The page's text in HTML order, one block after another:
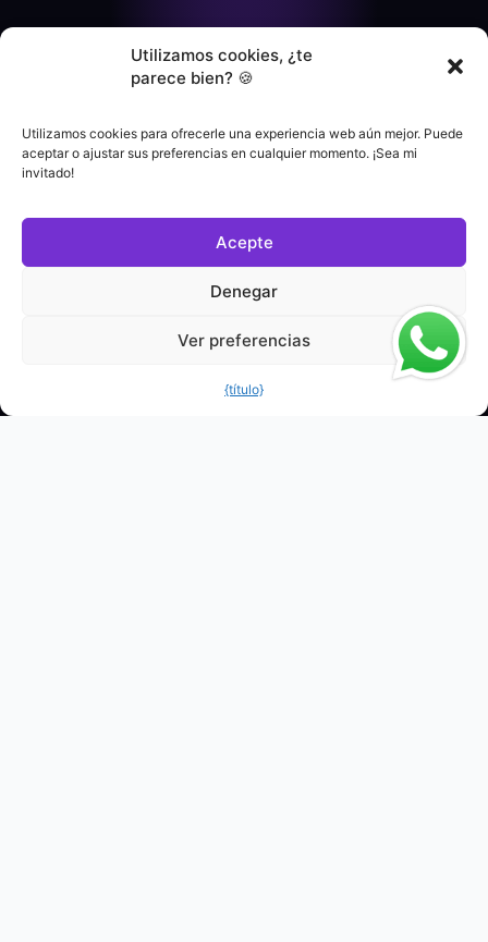
Utilizamos cookies, ¿te
parece bien? 🍪
Utilizamos cookies para ofrecerle una experiencia web aún mejor. Puede
aceptar o ajustar sus preferencias en cualquier momento. ¡Sea mi
invitado!
Acepte
Denegar
Ver preferencias
{título}